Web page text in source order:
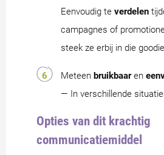
Eenvoudig te verdelen
campagnes of
steek ze erbij in die
Meteen bruikbaaren
— In verschillende
Opties van dit krachtig
communicatiemiddel